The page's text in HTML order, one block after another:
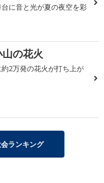
に音と光が夏の夜空を彩
の花火
2万発の花火が打ち上が
ランキング